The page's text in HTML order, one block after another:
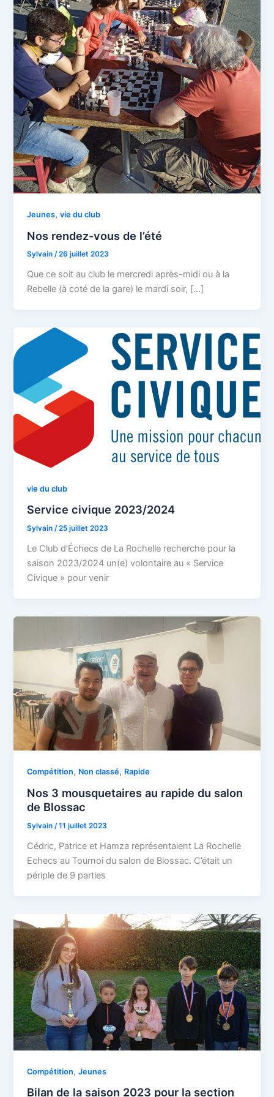
Jeunes,vie du club
Nos rendez-vous de l’été
Sylvain/26 juillet 2023
Que ce soit au club le mercredi après-midi ou à la
Rebelle (à coté de la gare) le mardi soir, […]
vie du club
Service civique 2023/2024
Sylvain/25 juillet 2023
Le Club d’Échecs de La Rochelle recherche pour la
saison 2023/2024 un(e) volontaire au « Service
Civique » pour venir
Compétition, Non classé, Rapide
Nos 3 mousquetaires au rapide du salon
de Blossac
Sylvain/11 juillet 2023
Cédric, Patrice et Hamza représentaient La Rochelle
Echecs au Tournoi du salon de Blossac. C’était un
périple de 9 parties
Compétition,Jeunes
Bilan de la saison 2023 pour la section